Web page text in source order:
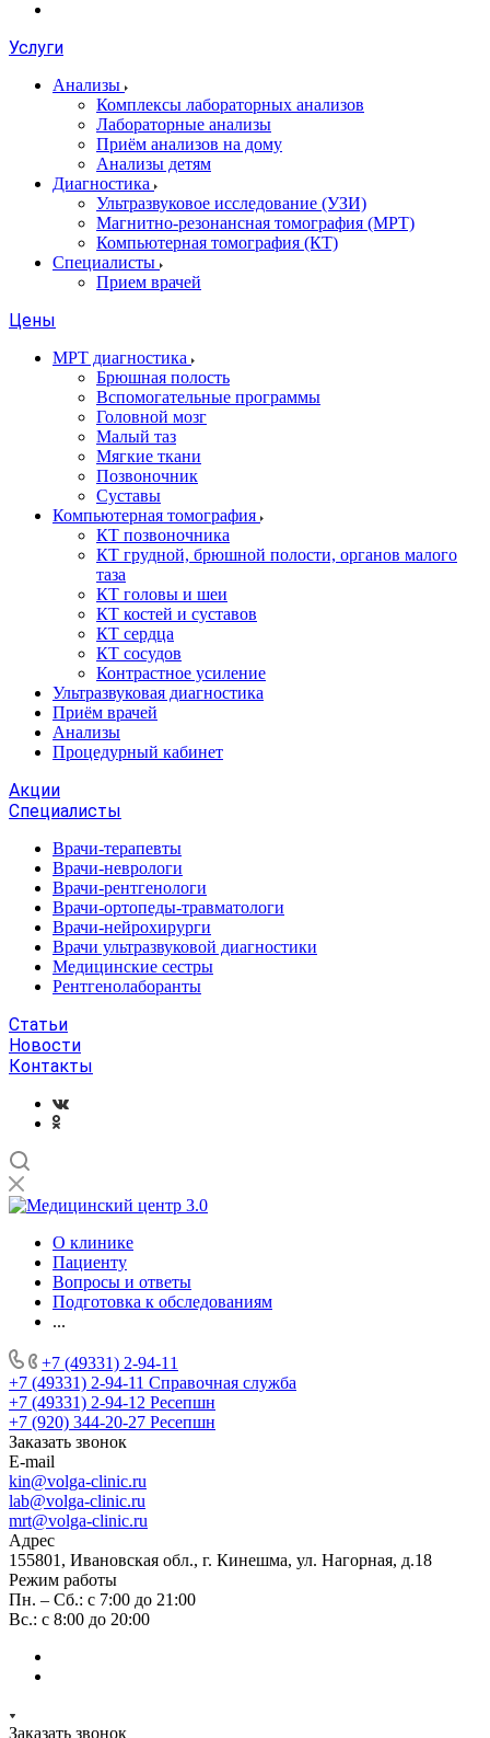
Услуги
Анализы
Комплексы лабораторных анализов
Лабораторные анализы
Приём анализов на дому
Анализы детям
Диагностика
Ультразвуковое исследование (УЗИ)
Магнитно-резонансная томография (МРТ)
Компьютерная томография (КТ)
Специалисты
Прием врачей
Цены
МРТ диагностика
Брюшная полость
Вспомогательные программы
Головной мозг
Малый таз
Мягкие ткани
Позвоночник
Суставы
Компьютерная томография
КТ позвоночника
КТ грудной, брюшной полости, органов малого
таза
КТ головы и шеи
КТ костей и суставов
КТ сердца
КТ сосудов
Контрастное усиление
Ультразвуковая диагностика
Приём врачей
Анализы
Процедурный кабинет
Акции
Специалисты
Врачи-терапевты
Врачи-неврологи
Врачи-рентгенологи
Врачи-ортопеды-травматологи
Врачи-нейрохирурги
Врачи ультразвуковой диагностики
Медицинские сестры
Рентгенолаборанты
Статьи
Новости
Контакты
О клинике
Пациенту
Вопросы и ответы
Подготовка к обследованиям
...
+7 (49331) 2-94-11
+7 (49331) 2-94-11 Справочная служба
+7 (49331) 2-94-12 Ресепшн
+7 (920) 344-20-27 Ресепшн
Заказать звонок
E-mail
kin@volga-clinic.ru
lab@volga-clinic.ru
mrt@volga-clinic.ru
Адрес
155801, Ивановская обл., г. Кинешма, ул. Нагорная, д.18
Режим работы
Пн. – Сб.: с 7:00 до 21:00
Вс.: с 8:00 до 20:00
Заказать звонок